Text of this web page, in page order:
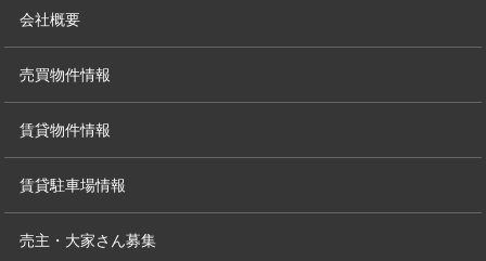
会社概要
売買物件情報
賃貸物件情報
賃貸駐車場情報
売主・大家さん募集